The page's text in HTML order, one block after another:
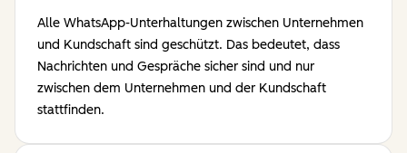
Alle WhatsApp-Unterhaltungen zwischen Unternehmen
und Kundschaft sind geschützt. Das bedeutet, dass
Nachrichten und Gespräche sicher sind und nur
zwischen dem Unternehmen und der Kundschaft
stattfinden.